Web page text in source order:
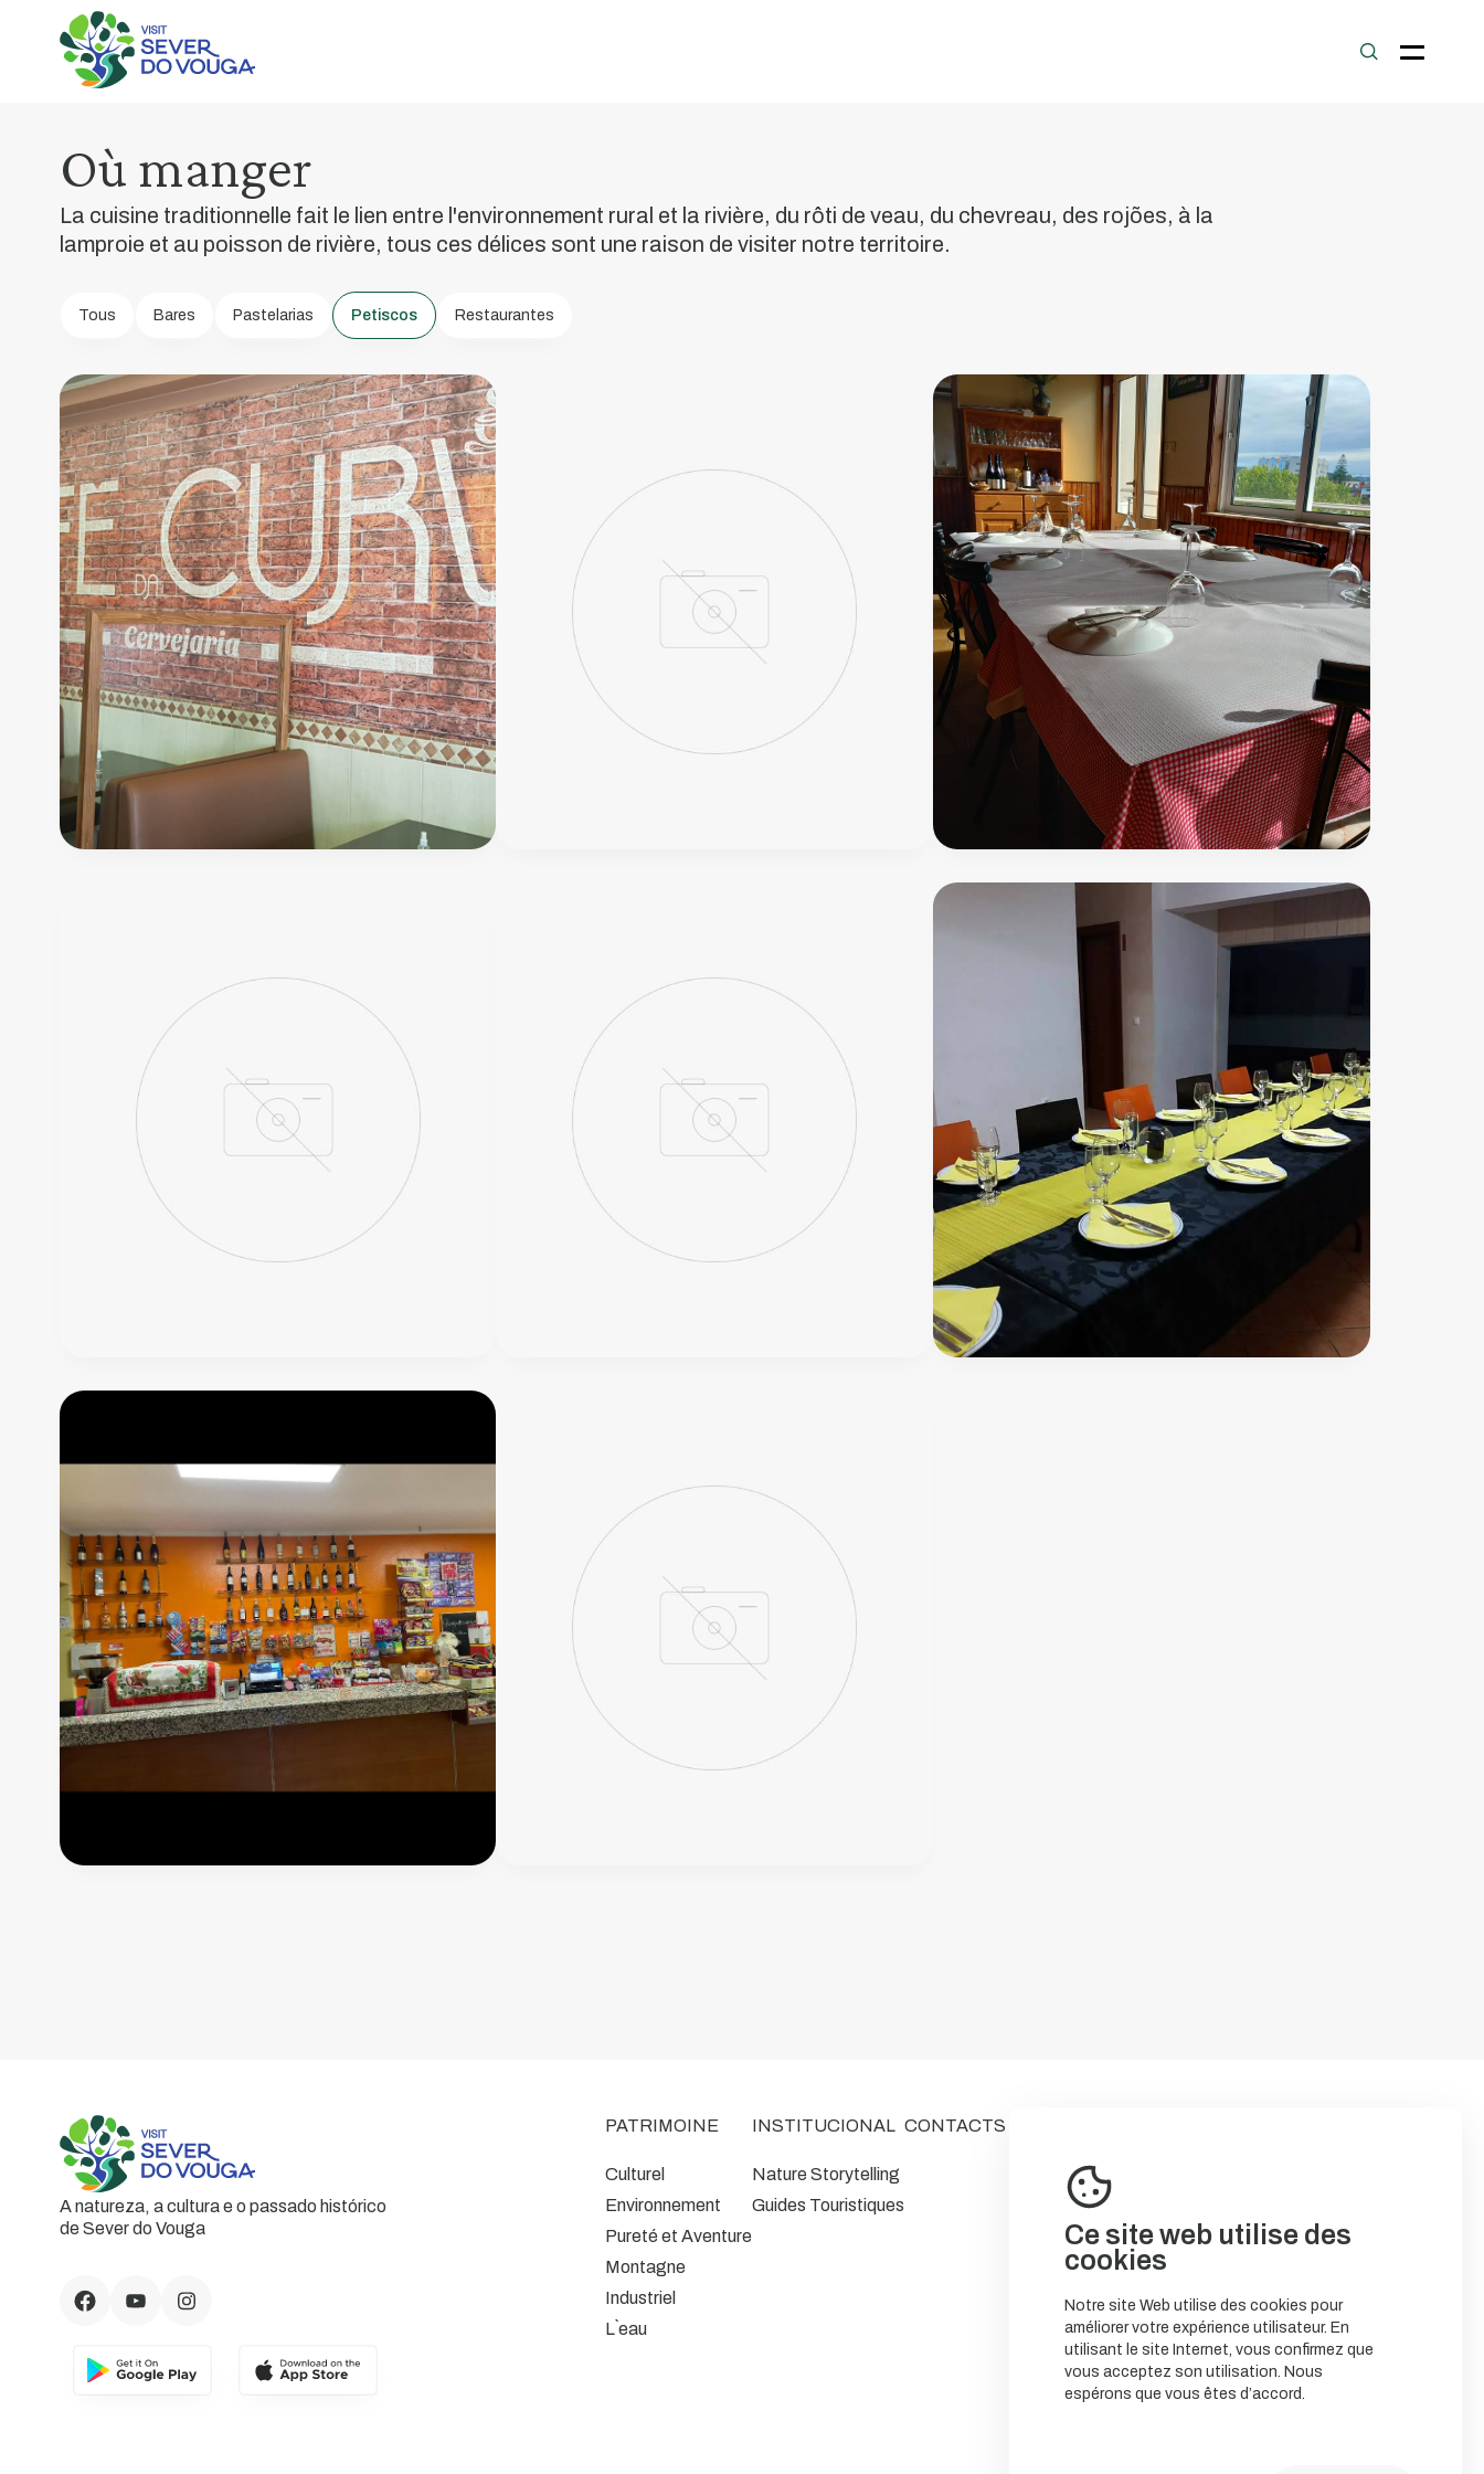
Ce site web utilise des
cookies
Notre site Web utilise des cookies pour
améliorer votre expérience utilisateur. En
utilisant le site Internet, vous confirmez que
vous acceptez son utilisation. Nous
espérons que vous êtes d’accord.
Où manger
La cuisine traditionnelle fait le lien entre l'environnement rural et la rivière, du rôti de veau, du chevreau, des rojões, à la
lamproie et au poisson de rivière, tous ces délices sont une raison de visiter notre territoire.
Tous Bares Pastelarias Petiscos Restaurantes
Café
da
Curva
do
Nicho
Casa
O
Gil
Pastelaria
Severense
Cantinho
Tasca
A natureza, a cultura e o passado histórico
de Sever do Vouga
PATRIMOINE
Culturel
Environnement
Pureté et Aventure
Montagne
Industriel
L`eau
INSTITUCIONAL
Nature Storytelling
Guides Touristiques
CONTACTS